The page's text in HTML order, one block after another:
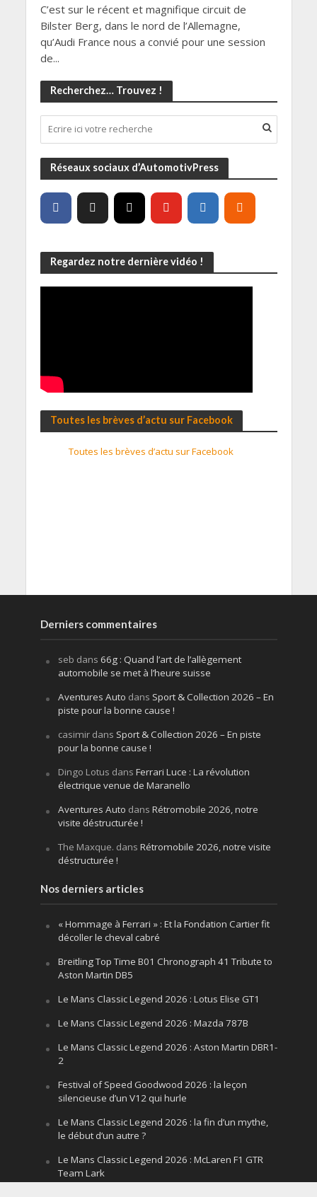
C’est sur le récent et magnifique circuit de
Bilster Berg, dans le nord de l’Allemagne,
qu’Audi France nous a convié pour une session
de...
Recherchez… Trouvez !
Réseaux sociaux d’AutomotivPress
Regardez notre dernière vidéo !
Toutes les brèves d’actu sur Facebook
Toutes les brèves d’actu sur Facebook
Derniers commentaires
seb dans 66g : Quand l’art de l’allègement
automobile se met à l’heure suisse
Aventures Auto dans Sport & Collection 2026 – En
piste pour la bonne cause !
casimirdans Sport & Collection 2026 – En piste
pour la bonne cause !
Dingo Lotus dans Ferrari Luce : La révolution
électrique venue de Maranello
Aventures Auto dans Rétromobile 2026, notre
visite déstructurée !
The Maxque. dans Rétromobile 2026, notre visite
déstructurée !
Nos derniers articles
« Hommage à Ferrari » : Et la Fondation Cartier fit
décoller le cheval cabré
Breitling Top Time B01 Chronograph 41 Tribute to
Aston Martin DB5
Le Mans Classic Legend 2026 : Lotus Elise GT1
Le Mans Classic Legend 2026 : Mazda 787B
Le Mans Classic Legend 2026 : Aston Martin DBR1-
2
Festival of Speed Goodwood 2026 : la leçon
silencieuse d’un V12 qui hurle
Le Mans Classic Legend 2026 : la fin d’un mythe,
le début d’un autre ?
Le Mans Classic Legend 2026 : McLaren F1 GTR
Team Lark